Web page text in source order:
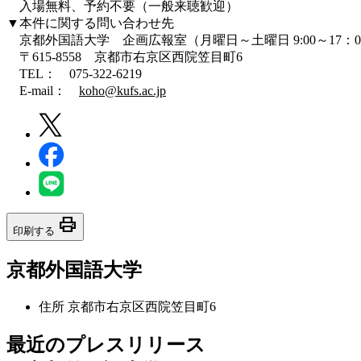
入場無料、予約不要（一般来聴歓迎）
▼本件に関する問い合わせ先
京都外国語大学 企画広報室（月曜日～土曜日 9:00～17：
〒615-8558 京都市右京区西院笠目町6
TEL： 075-322-6219
E-mail： koho@kufs.ac.jp
印刷する print
京都外国語大学
住所 京都市右京区西院笠目町6
最近のプレスリリース